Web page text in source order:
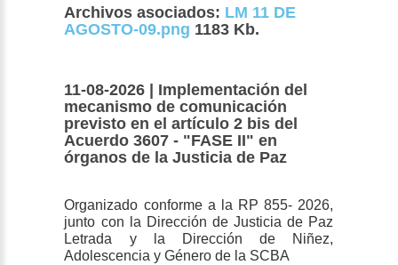
Archivos asociados: LM 11 DE
AGOSTO-09.png 1183 Kb.
11-08-2026 | Implementación del
mecanismo de comunicación
previsto en el artículo 2 bis del
Acuerdo 3607 - "FASE II" en
órganos de la Justicia de Paz
Organizado conforme a la RP 855- 2026,
junto con la Dirección de Justicia de Paz
Letrada y la Dirección de Niñez,
Adolescencia y Género de la SCBA